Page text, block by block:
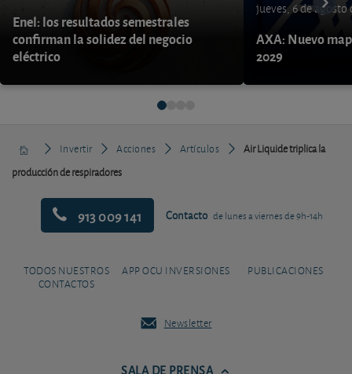
Enel: los resultados semestrales
confirman la solidez del negocio
eléctrico
jueves, 6 de agosto
AXA: Nuevo
2029
Invertir Acciones Artículos
Air Liquide triplica la
producción de respiradores
913 009 141 Contacto de lunes a viernes de 9h-14h
TODOS NUESTROS
CONTACTOS
APP OCU INVERSIONES PUBLICACIONES
Newsletter
SALA DE PRENSA